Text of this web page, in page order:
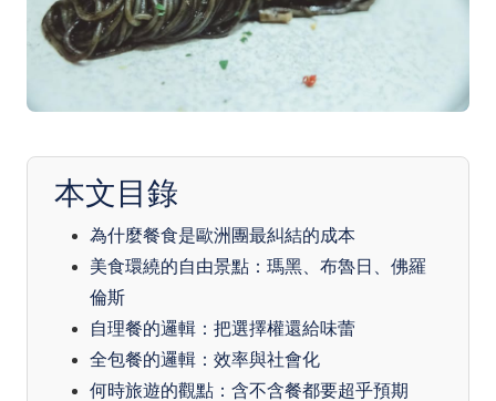
本文目錄
為什麼餐食是歐洲團最糾結的成本
美食環繞的自由景點：瑪黑、布魯日、佛羅
倫斯
自理餐的邏輯：把選擇權還給味蕾
全包餐的邏輯：效率與社會化
何時旅遊的觀點：含不含餐都要超乎預期